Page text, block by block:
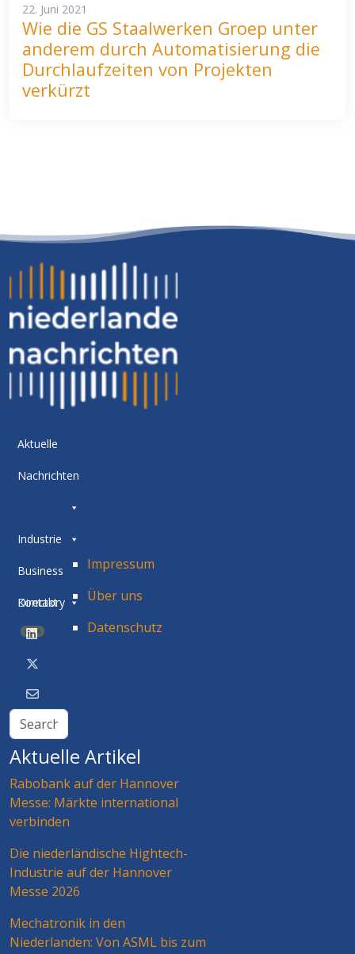
22. Juni 2021
Wie die GS Staalwerken Groep unter
anderem durch Automatisierung die
Durchlaufzeiten von Projekten
verkürzt
Aktuelle
Nachrichten
Industrie
Business
Directory
BETA
Kontakt
Impressum
Über uns
Datenschutz
Aktuelle Artikel
Rabobank auf der Hannover
Messe: Märkte international
verbinden
Die niederländische Hightech-
Industrie auf der Hannover
Messe 2026
Mechatronik in den
Niederlanden: Von ASML bis zum